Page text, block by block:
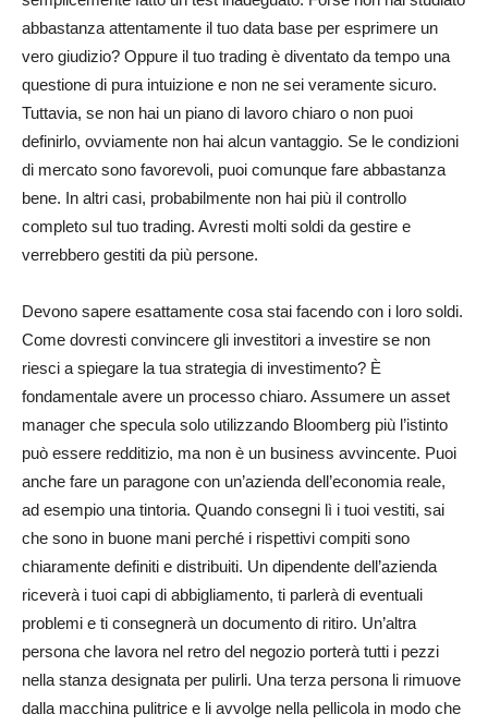
abbastanza attentamente il tuo data base per esprimere un
vero giudizio? Oppure il tuo trading è diventato da tempo una
questione di pura intuizione e non ne sei veramente sicuro.
Tuttavia, se non hai un piano di lavoro chiaro o non puoi
definirlo, ovviamente non hai alcun vantaggio. Se le condizioni
di mercato sono favorevoli, puoi comunque fare abbastanza
bene. In altri casi, probabilmente non hai più il controllo
completo sul tuo trading. Avresti molti soldi da gestire e
verrebbero gestiti da più persone.
Devono sapere esattamente cosa stai facendo con i loro soldi.
Come dovresti convincere gli investitori a investire se non
riesci a spiegare la tua strategia di investimento? È
fondamentale avere un processo chiaro. Assumere un asset
manager che specula solo utilizzando Bloomberg più l’istinto
può essere redditizio, ma non è un business avvincente. Puoi
anche fare un paragone con un’azienda dell’economia reale,
ad esempio una tintoria. Quando consegni lì i tuoi vestiti, sai
che sono in buone mani perché i rispettivi compiti sono
chiaramente definiti e distribuiti. Un dipendente dell’azienda
riceverà i tuoi capi di abbigliamento, ti parlerà di eventuali
problemi e ti consegnerà un documento di ritiro. Un’altra
persona che lavora nel retro del negozio porterà tutti i pezzi
nella stanza designata per pulirli. Una terza persona li rimuove
dalla macchina pulitrice e li avvolge nella pellicola in modo che